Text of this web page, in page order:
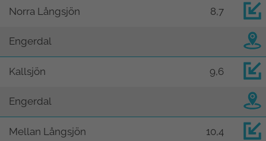
Norra Långsjön 8,7
Engerdal
Kallsjön 9,6
Engerdal
Mellan Långsjön 10,4